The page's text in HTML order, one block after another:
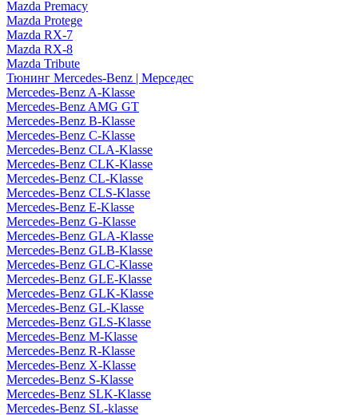
Mazda Premacy
Mazda Protege
Mazda RX-7
Mazda RX-8
Mazda Tribute
Тюнинг Mercedes-Benz | Мерседес
Mercedes-Benz A-Klasse
Mercedes-Benz AMG GT
Mercedes-Benz B-Klasse
Mercedes-Benz C-Klasse
Mercedes-Benz CLA-Klasse
Mercedes-Benz CLK-Klasse
Mercedes-Benz CL-Klasse
Mercedes-Benz CLS-Klasse
Mercedes-Benz E-Klasse
Mercedes-Benz G-Klasse
Mercedes-Benz GLA-Klasse
Mercedes-Benz GLB-Klasse
Mercedes-Benz GLC-Klasse
Mercedes-Benz GLE-Klasse
Mercedes-Benz GLK-Klasse
Mercedes-Benz GL-Klasse
Mercedes-Benz GLS-Klasse
Mercedes-Benz M-Klasse
Mercedes-Benz R-Klasse
Mercedes-Benz X-Klasse
Mercedes-Benz S-Klasse
Mercedes-Benz SLK-Klasse
Mercedes-Benz SL-klasse